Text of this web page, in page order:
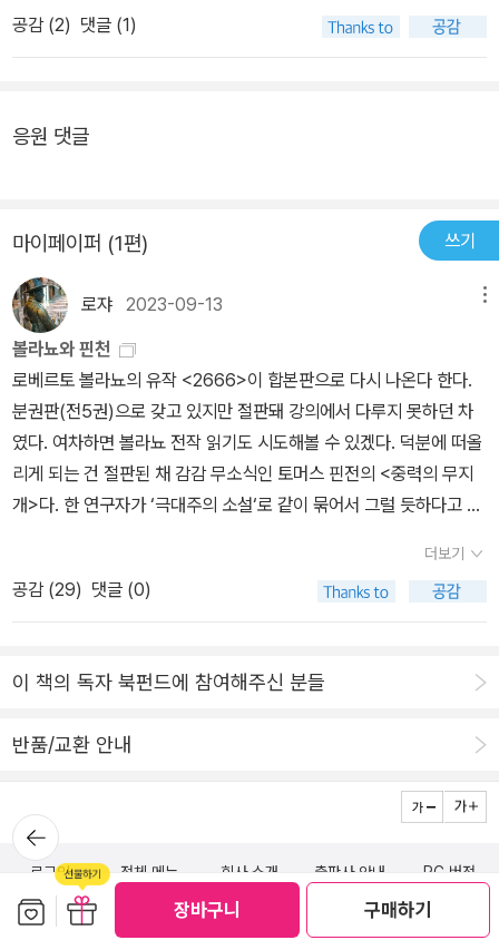
장바구니 구매하기
찾아서'를 완결을 내지 못하고 죽었다면 이런 기분이었을까? 분명, 작
가 후회되지 않는 소설.
공감 (2) 댓글 (1)
응원 댓글
마이페이퍼 (1편) 쓰기
로쟈 2023-09-13
볼라뇨와 핀천
로베르토 볼라뇨의 유작 <2666>이 합본판으로 다시 나온다 한다.
분권판(전5권)으로 갖고 있지만 절판돼 강의에서 다루지 못하던 차
였다. 여차하면 볼라뇨 전작 읽기도 시도해볼 수 있겠다. 덕분에 떠올
리게 되는 건 절판된 채 감감 무소식인 토머스 핀전의 <중력의 무지
개>다. 한 연구자가 ‘극대주의 소설‘로 같이 묶어서 그럴 듯하다고 생
해석한다. 그러한 의도에 걸맞는 분량과 스타일, 상상력이 필요한 것.
요즘 문학동네의 화제인 하루키의 ‘오래된‘ 신작 <도시와 그 불확실
한 벽>(제목은 아무 근거 없이 도리스 레싱의 <네 개의 문이 있는 도
더보기
공감 (29) 댓글 (0)
이 책의 독자 북펀드에 참여해주신 분들
반품/교환 안내
뒤로가
기
로그인
전체 메뉴 회사 소개 출판사 안내 PC 버전
(주)알라딘커뮤니케이션